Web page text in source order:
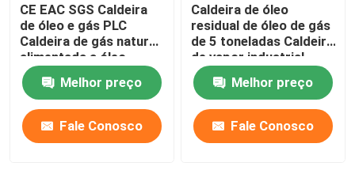
CE EAC SGS Caldeira
de óleo e gás PLC
Caldeira de gás natural
alimentada a óleo
Melhor preço
Fale Conosco
Caldeira de óleo
residual de óleo de gás
de 5 toneladas Caldeira
de vapor industrial
para indústria leve de
ferro Melhor preço
Fale Conosco